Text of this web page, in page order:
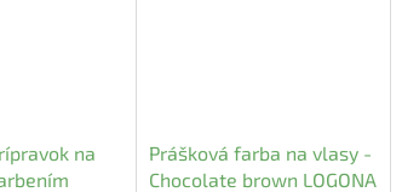
na
Prášková farba na vlasy -
Chocolate brown LOGONA